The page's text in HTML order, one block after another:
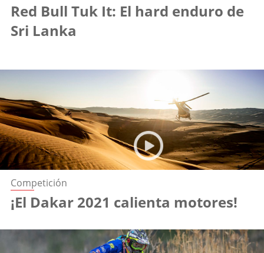
Red Bull Tuk It: El hard enduro de
Sri Lanka
Competición
¡El Dakar 2021 calienta motores!